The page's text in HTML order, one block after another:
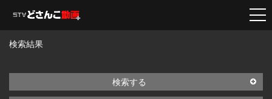
検索結果
検索する